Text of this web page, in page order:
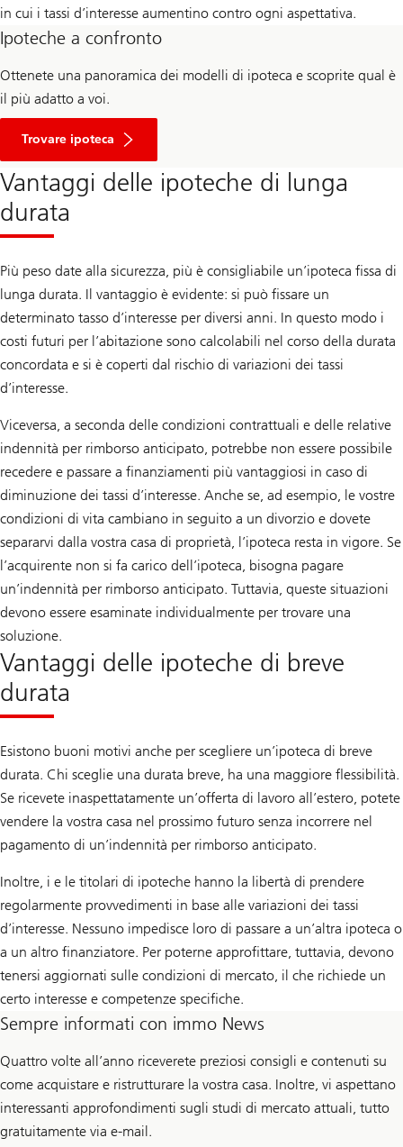
in cui i tassi d’interesse aumentino contro ogni aspettativa.
Ipoteche a confronto
Ottenete una panoramica dei modelli di ipoteca e scoprite qual è
il più adatto a voi.
Trovare ipoteca
ipoteche
Vantaggi delle ipoteche di lunga
durata
Più peso date alla sicurezza, più è consigliabile un’ipoteca fissa di
lunga durata. Il vantaggio è evidente: si può fissare un
determinato tasso d’interesse per diversi anni. In questo modo i
costi futuri per l’abitazione sono calcolabili nel corso della durata
concordata e si è coperti dal rischio di variazioni dei tassi
d’interesse.
Viceversa, a seconda delle condizioni contrattuali e delle relative
indennità per rimborso anticipato, potrebbe non essere possibile
recedere e passare a finanziamenti più vantaggiosi in caso di
diminuzione dei tassi d’interesse. Anche se, ad esempio, le vostre
condizioni di vita cambiano in seguito a un divorzio e dovete
separarvi dalla vostra casa di proprietà, l’ipoteca resta in vigore. Se
l’acquirente non si fa carico dell’ipoteca, bisogna pagare
un’indennità per rimborso anticipato. Tuttavia, queste situazioni
devono essere esaminate individualmente per trovare una
soluzione.
Vantaggi delle ipoteche di breve
durata
Esistono buoni motivi anche per scegliere un’ipoteca di breve
durata. Chi sceglie una durata breve, ha una maggiore flessibilità.
Se ricevete inaspettatamente un’offerta di lavoro all’estero, potete
vendere la vostra casa nel prossimo futuro senza incorrere nel
pagamento di un’indennità per rimborso anticipato.
Inoltre, i e le titolari di ipoteche hanno la libertà di prendere
regolarmente provvedimenti in base alle variazioni dei tassi
d’interesse. Nessuno impedisce loro di passare a un’altra ipoteca o
a un altro finanziatore. Per poterne approfittare, tuttavia, devono
tenersi aggiornati sulle condizioni di mercato, il che richiede un
certo interesse e competenze specifiche.
Sempre informati con immo News
Quattro volte all’anno riceverete preziosi consigli e contenuti su
come acquistare e ristrutturare la vostra casa. Inoltre, vi aspettano
interessanti approfondimenti sugli studi di mercato attuali, tutto
gratuitamente via e-mail.